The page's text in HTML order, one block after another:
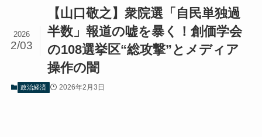
【山口敬之】衆院選「自民単独過
半数」報道の嘘を暴く！創価学会
の108選挙区“総攻撃”とメディア
操作の闇
2026
2/03
政治経済 2026年2月3日